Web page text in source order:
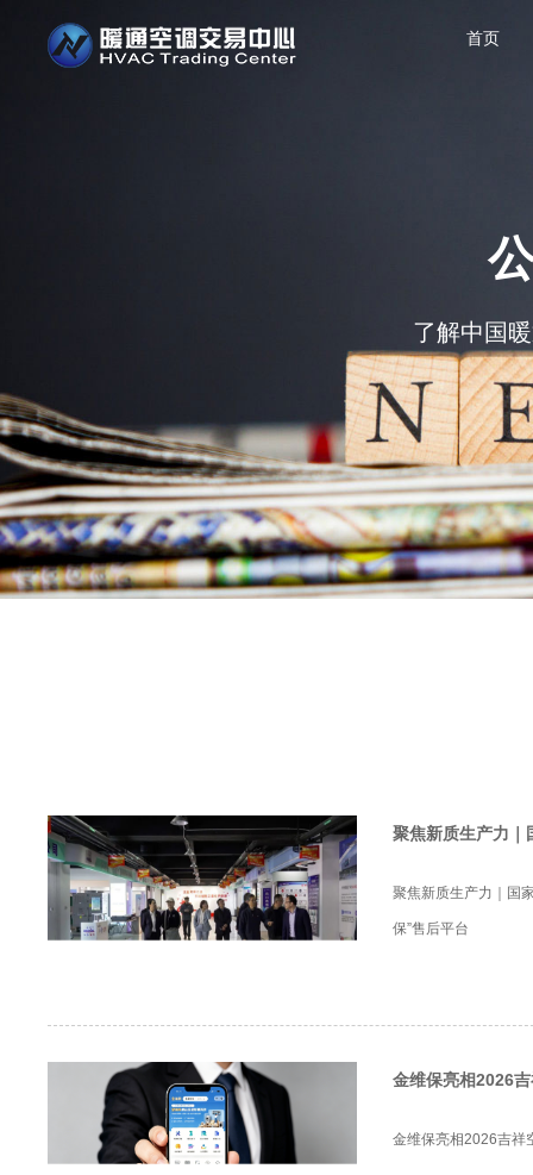
首页
了解中国
聚焦新质生产力｜
聚焦新质生产力｜国
保”售后平台
金维保亮相2026
金维保亮相2026吉祥